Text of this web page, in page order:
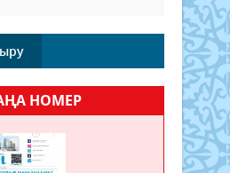
НОМЕР